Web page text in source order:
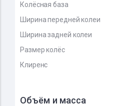
Колёсная база
Ширина передней колеи
Ширина задней колеи
Размер колёс
Клиренс
Объём и масса